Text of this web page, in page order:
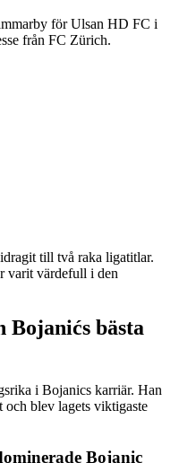
för Ulsan HD FC i
från FC Zürich.
till två raka ligatitlar.
varit värdefull i den
bästa
i Bojanics karriär. Han
blev lagets viktigaste
Bojanic